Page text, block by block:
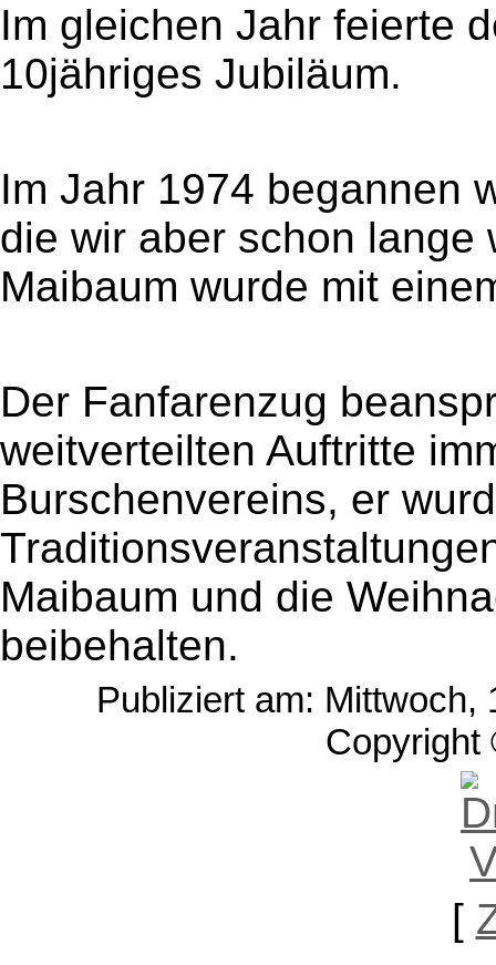
Im gleichen Jahr feierte
10jähriges Jubiläum.
Im Jahr 1974 begannen
die wir aber schon lange
Maibaum wurde mit
Der Fanfarenzug
weitverteilten Auftritte
Burschenvereins, er
Maibaum und die
beibehalten.
Publiziert am: Mittwoch,
Copyright
[